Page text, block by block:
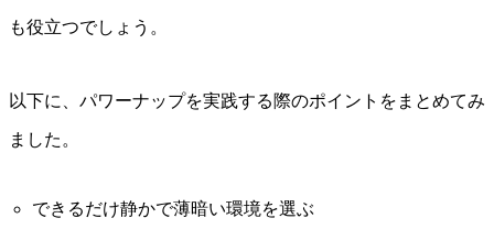
も役立つでしょう。
以下に、パワーナップを実践する際のポイントをまとめてみ
ました。
できるだけ静かで薄暗い環境を選ぶ